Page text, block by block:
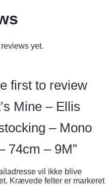
yet.
first to review
Mine – Ellis
– Mono
74cm – 9M”
vil ikke blive
Krævede felter er markeret